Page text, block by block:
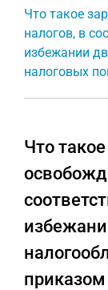
Что такое
налогов, в
избежании
налоговых
Что
приказом